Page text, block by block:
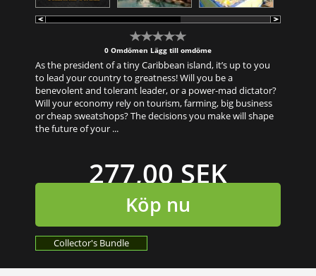
0 Omdömen Lägg till omdöme
As the president of a tiny Caribbean island, it’s up to you
to lead your country to greatness! Will you be a
benevolent and tolerant leader, or a power-mad dictator?
Will your economy rely on tourism, farming, big business
or cheap sweatshops? The decisions you make will shape
the future of your ...
277,00 SEK
Köp nu
Collector's Bundle